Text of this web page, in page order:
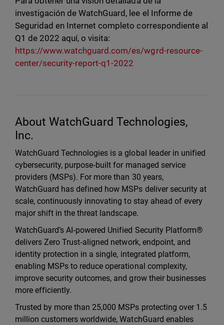
investigación de WatchGuard, lee el Informe de
Seguridad en Internet completo correspondiente al
Q1 de 2022 aquí, o visita:
https://www.watchguard.com/es/wgrd-resource-
center/security-report-q1-2022
About WatchGuard Technologies,
Inc.
WatchGuard Technologies is a global leader in unified
cybersecurity, purpose‑built for managed service
providers (MSPs). For more than 30 years,
WatchGuard has defined how MSPs deliver security at
scale, continuously innovating to stay ahead of every
major shift in the threat landscape.
WatchGuard’s AI‑powered Unified Security Platform®
delivers Zero Trust‑aligned network, endpoint, and
identity protection in a single, integrated platform,
enabling MSPs to reduce operational complexity,
improve security outcomes, and grow their businesses
more efficiently.
Trusted by more than 25,000 MSPs protecting over 1.5
million customers worldwide, WatchGuard enables